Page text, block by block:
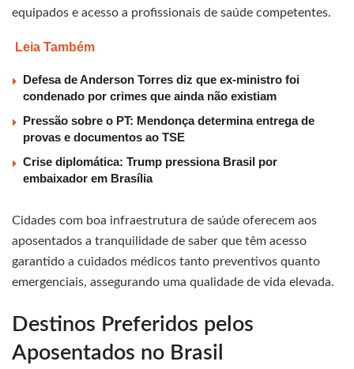
equipados e acesso a profissionais de saúde competentes.
Leia Também
Defesa de Anderson Torres diz que ex-ministro foi
condenado por crimes que ainda não existiam
Pressão sobre o PT: Mendonça determina entrega de
provas e documentos ao TSE
Crise diplomática: Trump pressiona Brasil por
embaixador em Brasília
Cidades com boa infraestrutura de saúde oferecem aos
aposentados a tranquilidade de saber que têm acesso
garantido a cuidados médicos tanto preventivos quanto
emergenciais, assegurando uma qualidade de vida elevada.
Destinos Preferidos pelos
Aposentados no Brasil